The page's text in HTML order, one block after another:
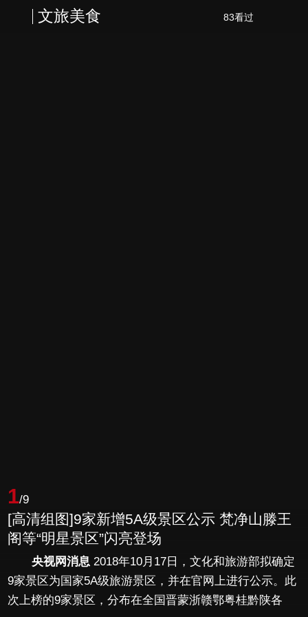
文旅美食 83看过
1/9
[高清组图]9家新增5A级景区公示 梵净山滕王
阁等“明星景区”闪亮登场
央视网消息2018年10月17日，文化和旅游部拟确定
9家景区为国家5A级旅游景区，并在官网上进行公示。此
次上榜的9家景区，分布在全国晋蒙浙赣鄂粤桂黔陕各